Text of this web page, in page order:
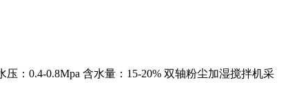
：0.4-0.8Mpa 含水量：15-20% 双轴粉尘加湿搅拌机采